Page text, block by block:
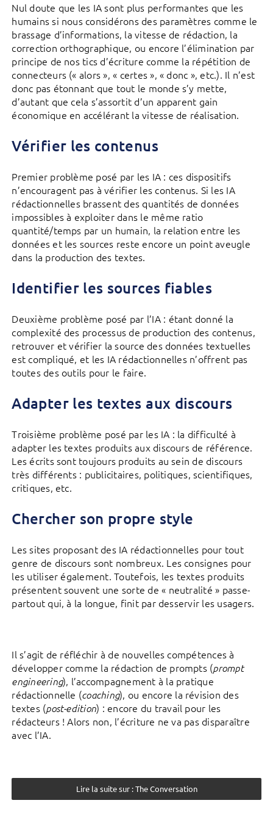
Nul doute que les IA sont plus performantes que les
humains si nous considérons des paramètres comme le
brassage d’informations, la vitesse de rédaction, la
correction orthographique, ou encore l’élimination par
principe de nos tics d’écriture comme la répétition de
connecteurs (« alors », « certes », « donc », etc.). Il n’est
donc pas étonnant que tout le monde s’y mette,
d’autant que cela s’assortit d’un apparent gain
économique en accélérant la vitesse de réalisation.
Vérifier les contenus
Premier problème posé par les IA : ces dispositifs
n’encouragent pas à vérifier les contenus. Si les IA
rédactionnelles brassent des quantités de données
impossibles à exploiter dans le même ratio
quantité/temps par un humain, la relation entre les
données et les sources reste encore un point aveugle
dans la production des textes.
Identifier les sources fiables
Deuxième problème posé par l’IA : étant donné la
complexité des processus de production des contenus,
retrouver et vérifier la source des données textuelles
est compliqué, et les IA rédactionnelles n’offrent pas
toutes des outils pour le faire.
Adapter les textes aux discours
Troisième problème posé par les IA : la difficulté à
adapter les textes produits aux discours de référence.
Les écrits sont toujours produits au sein de discours
très différents : publicitaires, politiques, scientifiques,
critiques, etc.
Chercher son propre style
Les sites proposant des IA rédactionnelles pour tout
genre de discours sont nombreux. Les consignes pour
les utiliser également. Toutefois, les textes produits
présentent souvent une sorte de « neutralité » passe-
partout qui, à la longue, finit par desservir les usagers.
Il s’agit de réfléchir à de nouvelles compétences à
développer comme la rédaction de prompts (prompt
engineering), l’accompagnement à la pratique
rédactionnelle (coaching), ou encore la révision des
textes (post-edition) : encore du travail pour les
rédacteurs ! Alors non, l’écriture ne va pas disparaître
avec l’IA.
Lire la suite sur : The Conversation